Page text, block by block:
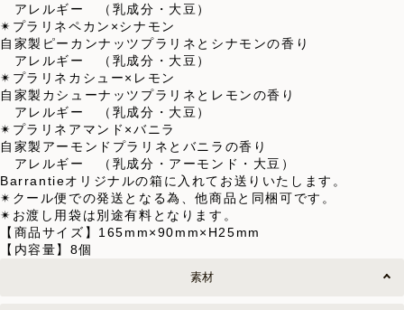
アレルギー （乳成分・大豆）
✴︎プラリネペカン×シナモン
自家製ピーカンナッツプラリネとシナモンの香り
アレルギー （乳成分・大豆）
✴︎プラリネカシュー×レモン
自家製カシューナッツプラリネとレモンの香り
アレルギー （乳成分・大豆）
✴︎プラリネアマンド×バニラ
自家製アーモンドプラリネとバニラの香り
アレルギー （乳成分・アーモンド・大豆）
Barrantieオリジナルの箱に入れてお送りいたします。
✴︎クール便での発送となる為、他商品と同梱可です。
✴︎お渡し用袋は別途有料となります。
【商品サイズ】165mm×90mm×H25mm
【内容量】8個
素材